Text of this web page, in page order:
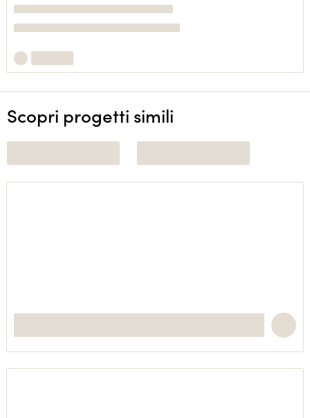
Scopri progetti simili